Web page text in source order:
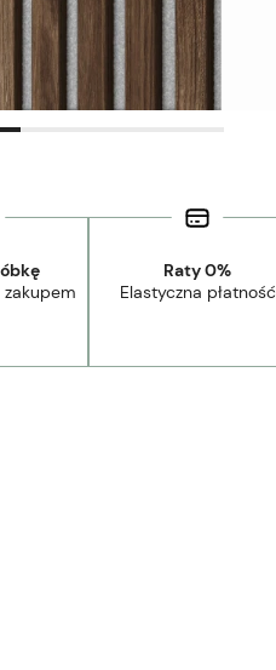
Raty 0%
Elastyczna płatność